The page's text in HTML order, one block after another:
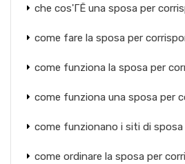
che cos'ГЁ una sposa per
come fare la sposa per
come funziona la sposa per
come funziona una sposa per
come funzionano i siti di
come ordinare la sposa per